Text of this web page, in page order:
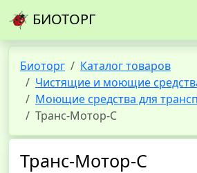
БИОТОРГ
Биоторг
Каталог товаров
Чистящие и моющие
Моющие средства для
Транс-Мотор-С
Транс-Мотор-С